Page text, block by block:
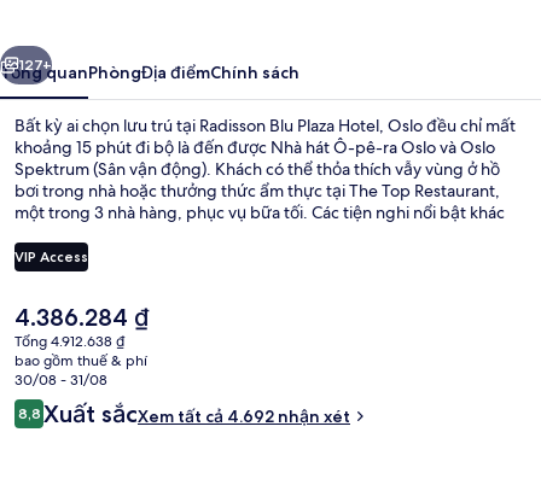
Oslo
Tiếp
127+
Tổng quanPhòngĐịa điểmChính sách
Bất kỳ ai chọn lưu trú tại Radisson Blu Plaza Hotel, Oslo đều chỉ mất
khoảng 15 phút đi bộ là đến được Nhà hát Ô-pê-ra Oslo và Oslo
Spektrum (Sân vận động). Khách có thể thỏa thích vẫy vùng ở hồ
bơi trong nhà hoặc thưởng thức ẩm thực tại The Top Restaurant,
một trong 3 nhà hàng, phục vụ bữa tối. Các tiện nghi nổi bật khác
hơi. Du khách đánh giá cao giường thoải mái và nhân viên nhiệt tình.
Dịch vụ giao thông công cộng chỉ cách một quãng đi bộ ngắn: cách
VIP Access
Giá
hiện
tại
là
4.386.284 ₫
4.386.284 ₫
Tổng 4.912.638 ₫
bao gồm thuế & phí
30/08 - 31/08
Nhận
xét
8,88,8 trên 10,
Xuất sắcXem tất cả 4.692 nhận xét